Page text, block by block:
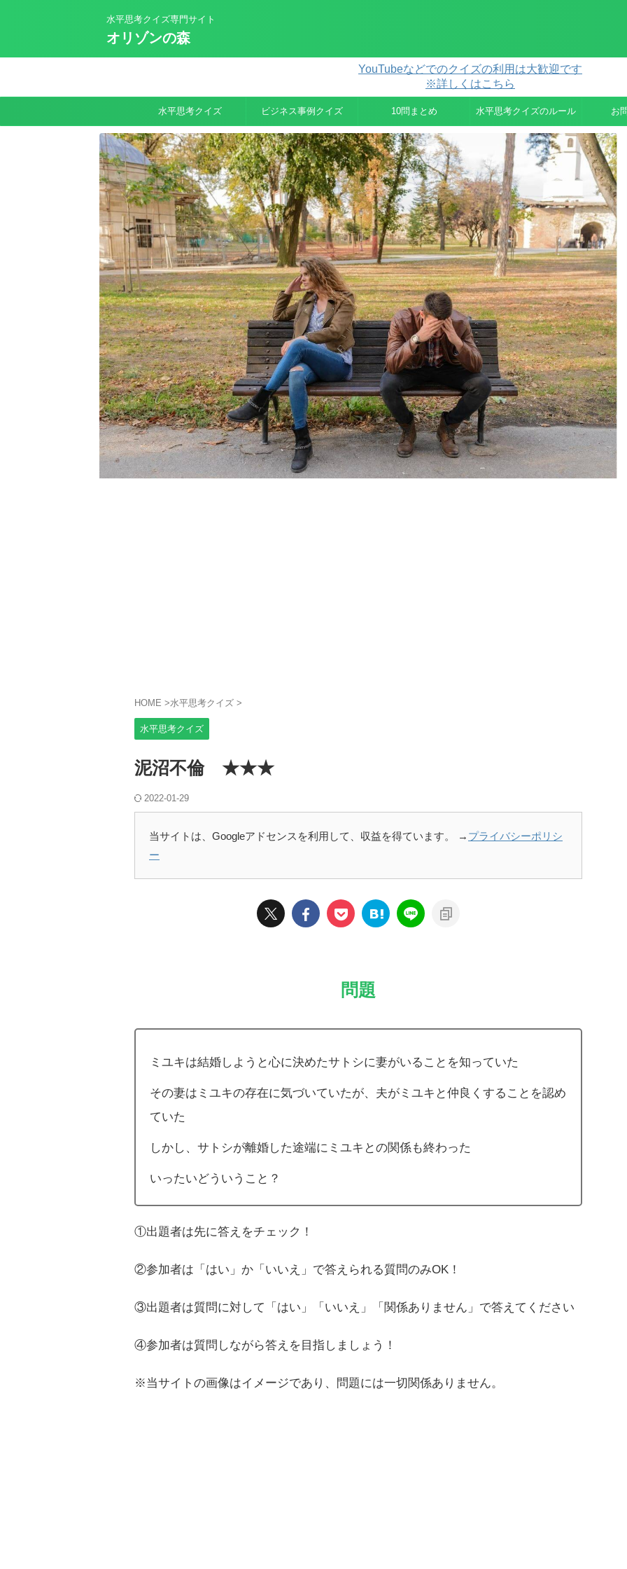
水平思考クイズ専門サイト
オリゾンの森
YouTubeなどでのクイズの利用は大歓迎です
※詳しくはこちら
水平思考クイズ ビジネス事例クイズ 10問まとめ 水平思考クイズのルール お
HOME >水平思考クイズ >
水平思考クイズ
泥沼不倫 ★★★
2022-01-29
当サイトは、Googleアドセンスを利用して、収益を得ています。 → プライバシーポリシ
ー
問題
ミユキは結婚しようと心に決めたサトシに妻がいることを知っていた
その妻はミユキの存在に気づいていたが、夫がミユキと仲良くすることを認め
ていた
しかし、サトシが離婚した途端にミユキとの関係も終わった
いったいどういうこと？
①出題者は先に答えをチェック！
②参加者は「はい」か「いいえ」で答えられる質問のみOK！
③出題者は質問に対して「はい」「いいえ」「関係ありません」で答えてください
④参加者は質問しながら答えを目指しましょう！
※当サイトの画像はイメージであり、問題には一切関係ありません。